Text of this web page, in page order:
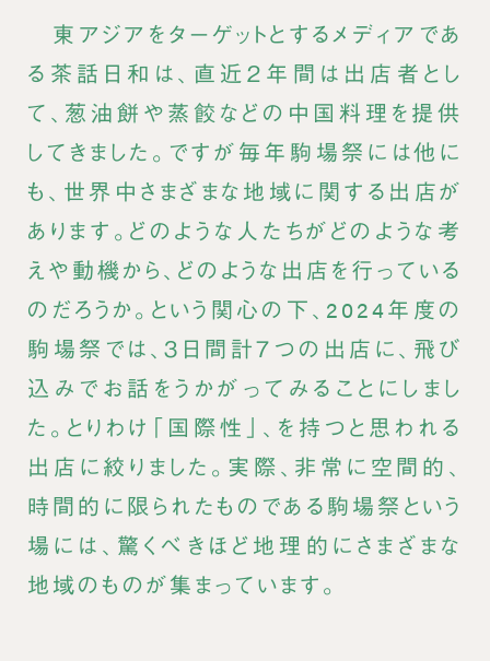
東アジアをターゲットとするメディアであ
る茶話日和は、直近２年間は出店者とし
て、葱油餅や蒸餃などの中国料理を提供
してきました。ですが毎年駒場祭には他に
も、世界中さまざまな地域に関する出店が
あります。どのような人たちがどのような考
えや動機から、どのような出店を行っている
のだろうか。という関心の下、2024年度の
駒場祭では、３日間計７つの出店に、飛び
込みでお話をうかがってみることにしまし
た。とりわけ「国際性」、を持つと思われる
出店に絞りました。実際、非常に空間的、
時間的に限られたものである駒場祭という
場には、驚くべきほど地理的にさまざまな
地域のものが集まっています。